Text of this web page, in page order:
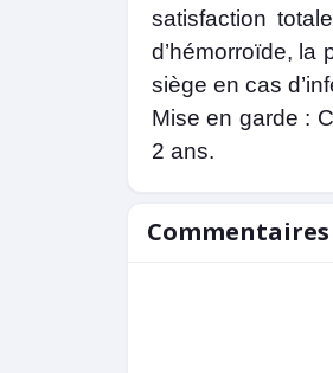
satisfaction
d’hémorroïde, la
siège en cas
Mise en garde :
2 ans.